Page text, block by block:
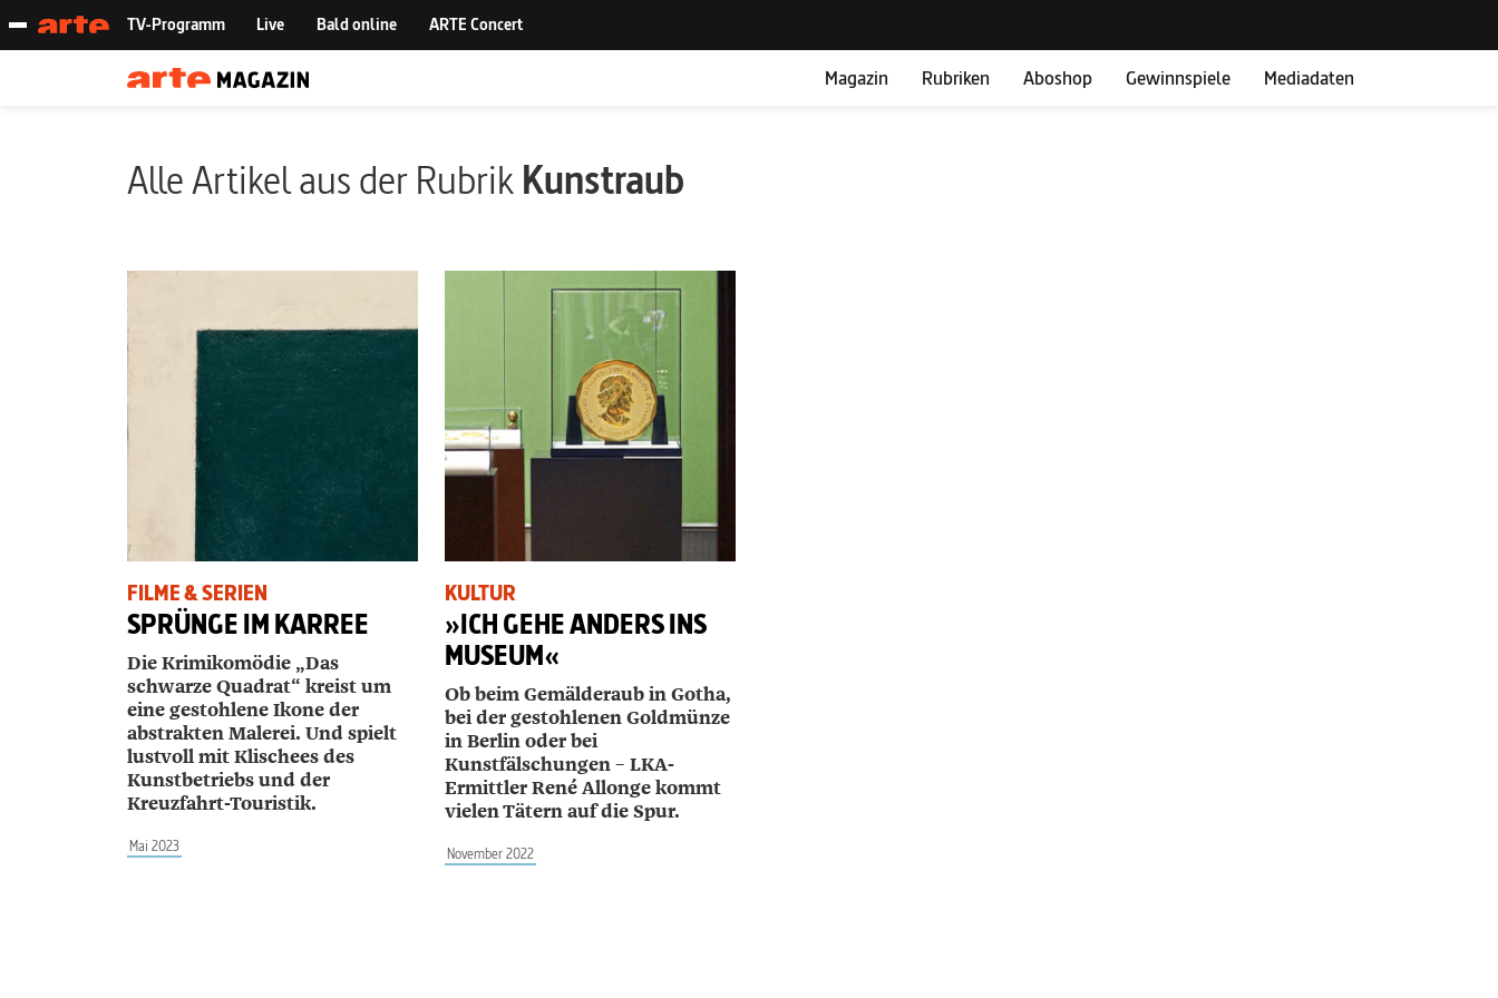
Magazin Rubriken Aboshop Gewinnspiele Mediadaten
Alle Artikel aus der RubrikKunstraub
FILME & SERIEN
SPRÜNGE IM KARREE
Die Krimikomödie „Das
schwarze Quadrat“ kreist um
eine gestohlene Ikone der
abstrakten Malerei. Und spielt
lustvoll mit Klischees des
Kunstbetriebs und der
Kreuzfahrt-Touristik.
Mai 2023
KULTUR
»ICH GEHE ANDERS INS
MUSEUM«
Ob beim Gemälderaub in Gotha,
bei der gestohlenen Goldmünze
in Berlin oder bei
Kunstfälschungen – LKA-
Ermittler René Allonge kommt
vielen Tätern auf die Spur.
November 2022